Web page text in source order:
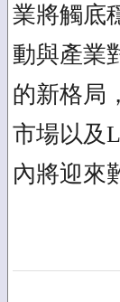
業將觸底
動與產業
的新格局
市場以及
內將迎來